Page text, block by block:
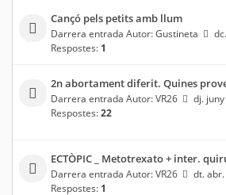
Cançó pels petits amb llum
Darrera entrada Autor:Gustineta
Respostes: 1
2n abortament diferit. Quines
Darrera entrada Autor:VR26
dj.
Respostes:22
ECTÒPIC _ Metotrexato + inter.
Darrera entrada Autor:VR26
dt.
Respostes: 1